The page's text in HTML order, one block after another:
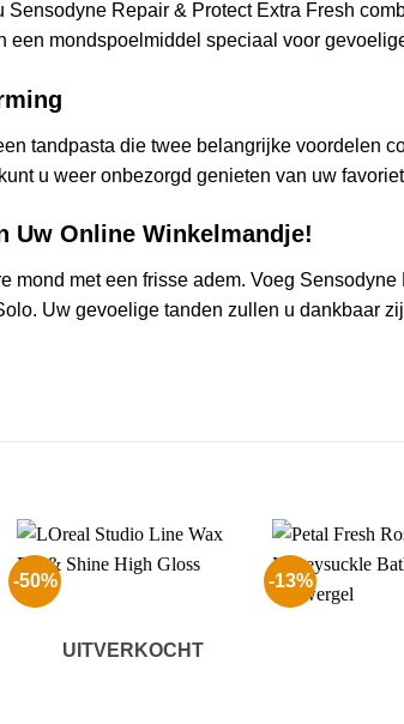
Repair & Protect Extra Fresh
een mondspoelmiddel speciaal voor
tandpasta die twee belangrijke voordelen
u weer onbezorgd genieten van uw
Uw Online Winkelmandje!
mond met een frisse adem. Voeg
Uw gevoelige tanden zullen u dankbaar
-50%
UITVERKOCHT
-13%